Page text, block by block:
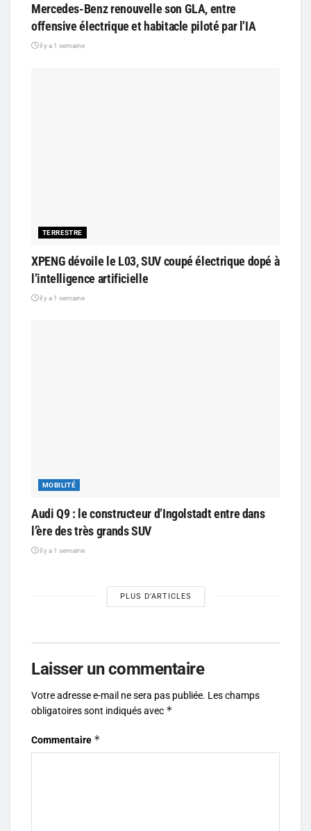
Mercedes-Benz renouvelle son GLA, entre
offensive électrique et habitacle piloté par l’IA
il y a 1 semaine
TERRESTRE
XPENG dévoile le L03, SUV coupé électrique dopé à
l’intelligence artificielle
il y a 1 semaine
MOBILITÉ
Audi Q9 : le constructeur d’Ingolstadt entre dans
l’ère des très grands SUV
il y a 1 semaine
PLUS D'ARTICLES
Laisser un commentaire
Votre adresse e-mail ne sera pas publiée. Les champs
obligatoires sont indiqués avec *
Commentaire *